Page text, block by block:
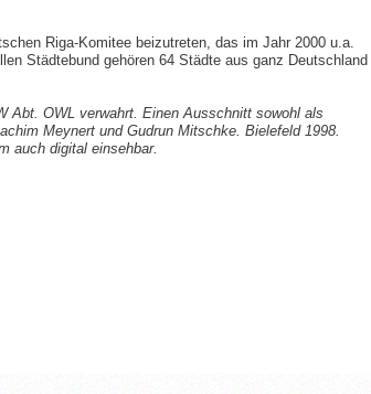
Riga-Komitee beizutreten, das im Jahr 2000 u.a.
Städtebund gehören 64 Städte aus ganz Deutschland
Abt. OWL verwahrt. Einen Ausschnitt sowohl als
Meynert und Gudrun Mitschke. Bielefeld 1998.
auch digital einsehbar.